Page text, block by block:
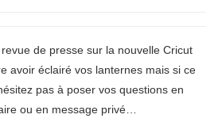
de presse sur la nouvelle Cricut
avoir éclairé vos lanternes mais si ce
pas à poser vos questions en
ou en message privé…